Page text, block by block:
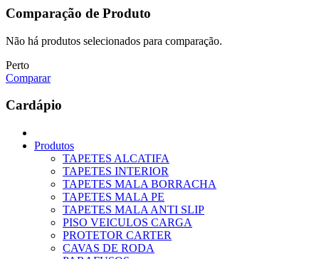
Comparação de Produto
Não há produtos selecionados para comparação.
Perto
Comparar
Cardápio
Produtos
TAPETES ALCATIFA
TAPETES INTERIOR
TAPETES MALA BORRACHA
TAPETES MALA PE
TAPETES MALA ANTI SLIP
PISO VEICULOS CARGA
PROTETOR CARTER
CAVAS DE RODA